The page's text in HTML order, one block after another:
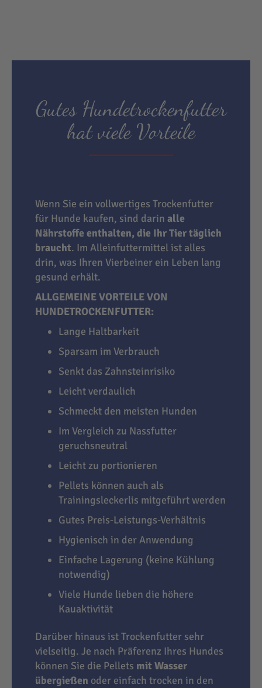
Gutes Hundetrockenfutter
hat viele Vorteile
Wenn Sie ein vollwertiges Trockenfutter
für Hunde kaufen, sind darin alle
Nährstoffe enthalten, die Ihr Tier täglich
braucht. Im Alleinfuttermittel ist alles
drin, was Ihren Vierbeiner ein Leben lang
gesund erhält.
ALLGEMEINE VORTEILE VON
HUNDETROCKENFUTTER:
Lange Haltbarkeit
Sparsam im Verbrauch
Senkt das Zahnsteinrisiko
Leicht verdaulich
Schmeckt den meisten Hunden
Im Vergleich zu Nassfutter
geruchsneutral
Leicht zu portionieren
Pellets können auch als
Trainingsleckerlis mitgeführt werden
Gutes Preis-Leistungs-Verhältnis
Hygienisch in der Anwendung
Einfache Lagerung (keine Kühlung
notwendig)
Viele Hunde lieben die höhere
Kauaktivität
Darüber hinaus ist Trockenfutter sehr
vielseitig. Je nach Präferenz Ihres Hundes
können Sie die Pellets mit Wasser
übergießen oder einfach trocken in den